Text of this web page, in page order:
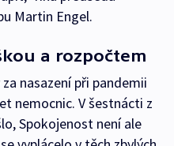
Martin Engel.
a rozpočtem
nasazení při pandemii
nemocnic. V šestnácti z
Spokojenost není ale